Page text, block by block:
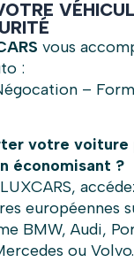
vous
:
–
votre
économisant ?
européennes
BMW, Audi,
ou Volvo.